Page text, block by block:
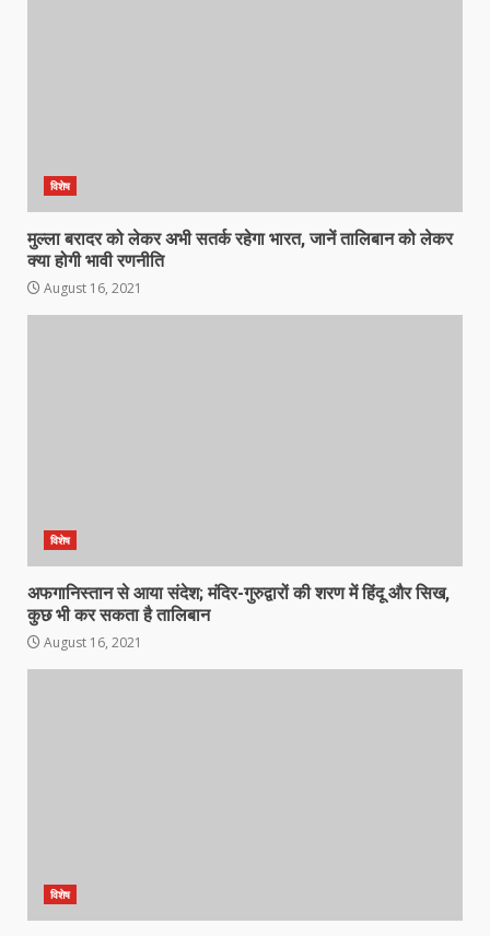
विशेष
मुल्ला बरादर को लेकर अभी सतर्क रहेगा भारत, जानें तालिबान को लेकर
क्‍या होगी भावी रणनीति
August 16, 2021
विशेष
अफगानिस्तान से आया संदेश; मंदिर-गुरुद्वारों की शरण में हिंदू और सिख,
कुछ भी कर सकता है तालिबान
August 16, 2021
विशेष